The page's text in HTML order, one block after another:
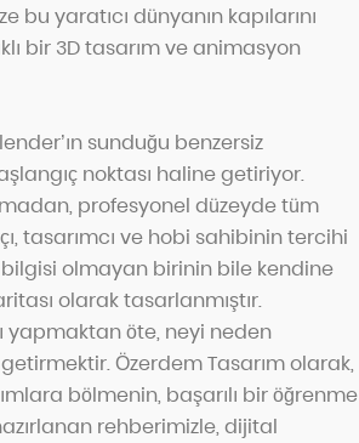
bu yaratıcı dünyanın kapılarını
bir 3D tasarım ve animasyon
sunduğu benzersiz
noktası haline getiriyor.
profesyonel düzeyde tüm
tasarımcı ve hobi sahibinin tercihi
bilgisi olmayan birinin bile kendine
olarak tasarlanmıştır.
yapmaktan öte, neyi neden
getirmektir. Özerdem Tasarım olarak,
bölmenin, başarılı bir öğrenme
rehberimizle, dijital